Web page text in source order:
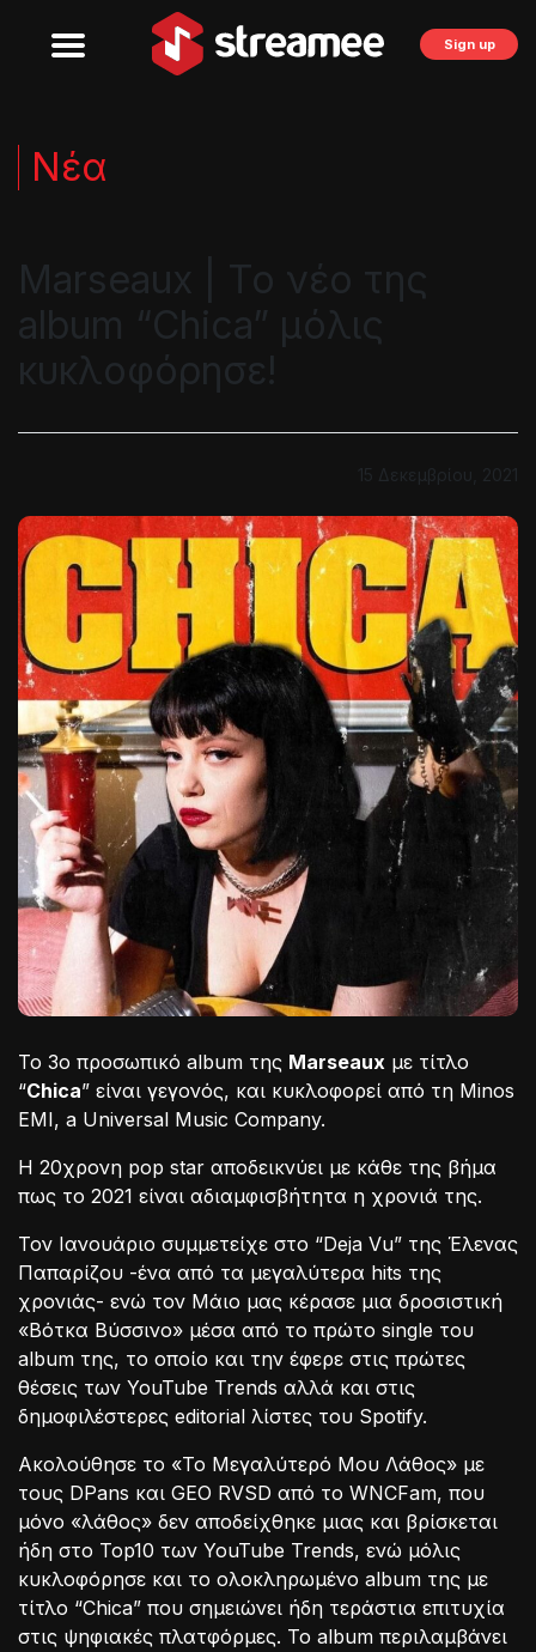
Sign up
Νέα
Marseaux | Το νέο της
album “Chica” μόλις
κυκλοφόρησε!
15 Δεκεμβρίου, 2021
Το 3ο προσωπικό album της Marseaux με τίτλο
“Chica” είναι γεγονός, και κυκλοφορεί από τη Minos
EMI, a Universal Music Company.
Η 20χρονη pop star αποδεικνύει με κάθε της βήμα
πως το 2021 είναι αδιαμφισβήτητα η χρονιά της.
Τον Ιανουάριο συμμετείχε στο “Deja Vu” της Έλενας
Παπαρίζου -ένα από τα μεγαλύτερα hits της
χρονιάς- ενώ τον Μάιο μας κέρασε μια δροσιστική
«Βότκα Βύσσινο» μέσα από το πρώτο single του
album της, το οποίο και την έφερε στις πρώτες
θέσεις των YouTube Trends αλλά και στις
δημοφιλέστερες editorial λίστες του Spotify.
Ακολούθησε το «Το Μεγαλύτερό Μου Λάθος» με
τους DPans και GEO RVSD από το WNCFam, που
μόνο «λάθος» δεν αποδείχθηκε μιας και βρίσκεται
ήδη στο Top10 των YouTube Trends, ενώ μόλις
κυκλοφόρησε και το ολοκληρωμένο album της με
τίτλο “Chica” που σημειώνει ήδη τεράστια επιτυχία
στις ψηφιακές πλατφόρμες. Το album περιλαμβάνει